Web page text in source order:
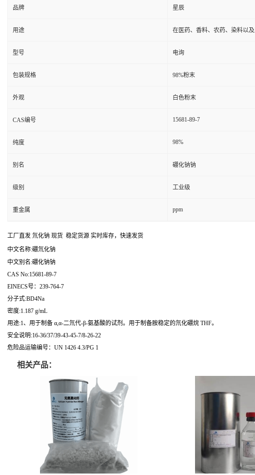
品牌 星辰
用途 在医药、香料、农药、染料以
型号 电询
包装规格 98%粉末
外观 白色粉末
CAS编号 15681-89-7
纯度 98%
别名 硼化钠钠
级别 工业级
重金属 ppm
工厂直发 氘化钠 现货 稳定货源 实时库存，快速发货
中文名称:硼氘化钠
中文别名:硼化钠钠
CAS No:15681-89-7
EINECS号：239-764-7
分子式:BD4Na
密度:1.187 g/mL
用途:1、用于制备 α,α-二氘代-β-氨基酸的试剂。用于制备胺稳定的氘化硼烷 THF。
安全说明:16-36/37/39-43-45-7/8-26-22
危险品运输编号：UN 1426 4.3/PG 1
相关产品：